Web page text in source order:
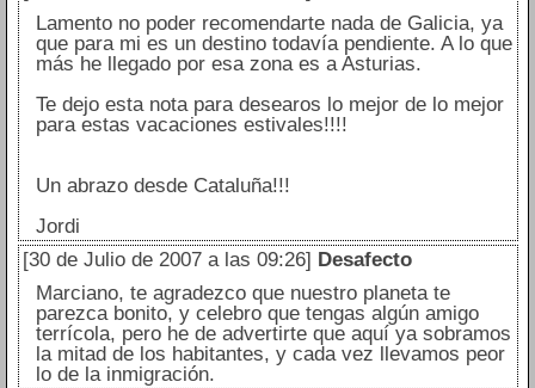
Lamento no poder recomendarte nada de Galicia, ya
que para mi es un destino todavía pendiente. A lo que
más he llegado por esa zona es a Asturias.
Te dejo esta nota para desearos lo mejor de lo mejor
para estas vacaciones estivales!!!!
Un abrazo desde Cataluña!!!
Jordi
[30 de Julio de 2007 a las 09:26] Desafecto
Marciano, te agradezco que nuestro planeta te
parezca bonito, y celebro que tengas algún amigo
terrícola, pero he de advertirte que aquí ya sobramos
la mitad de los habitantes, y cada vez llevamos peor
lo de la inmigración.